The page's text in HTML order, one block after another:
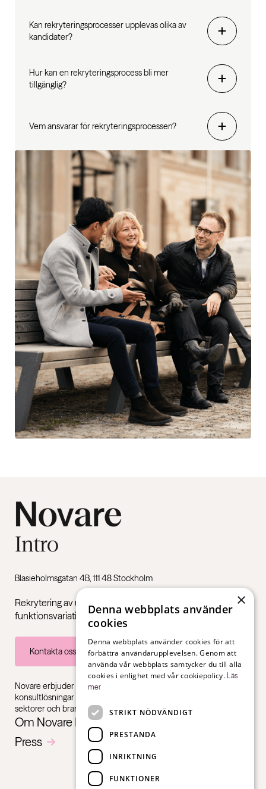
Kan rekryteringsprocesser upplevas olika av
kandidater?
Hur kan en rekryteringsprocess bli mer
tillgänglig?
Vem ansvarar för rekryteringsprocessen?
Blasieholmsgatan 4B, 111 48 Stockholm
Rekrytering av unga vuxna med Neuropsykiatriska
funktionsvariationer som ADHD och autism.
Kontakta oss
Novare erbjuder specialistkompetens inom rekrytering,
konsultlösningar och ledarskapsutbildningar, gentemot alla
sektorer och branscher – från första jobb till chefsnivå.
Om Novare Intro
Press
×
Denna webbplats använder
cookies
Denna webbplats använder cookies för att
förbättra användarupplevelsen. Genom att
använda vår webbplats samtycker du till alla
cookies i enlighet med vår cookiepolicy. Läs
mer
STRIKT NÖDVÄNDIGT
PRESTANDA
INRIKTNING
FUNKTIONER